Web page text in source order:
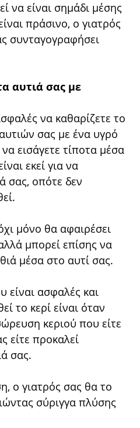
να είναι σημάδι μέσης
πράσινο, ο γιατρός
συνταγογραφήσει
αυτιά σας με
να καθαρίζετε το
σας με ένα υγρό
εισάγετε τίποτα μέσα
εκεί για να
σας, οπότε δεν
μόνο θα αφαιρέσει
μπορεί επίσης να
μέσα στο αυτί σας.
ασφαλές και
το κερί είναι όταν
κεριού που είτε
είτε προκαλεί
σας.
ο γιατρός σας θα το
σύριγγα πλύσης